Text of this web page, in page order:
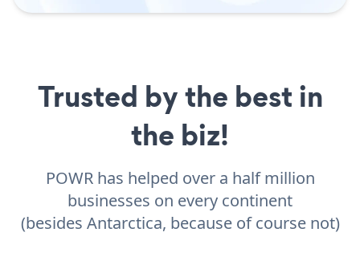
Trusted by the best in
the biz!
POWR has helped over a half million
businesses on every continent
(besides Antarctica, because of course not)